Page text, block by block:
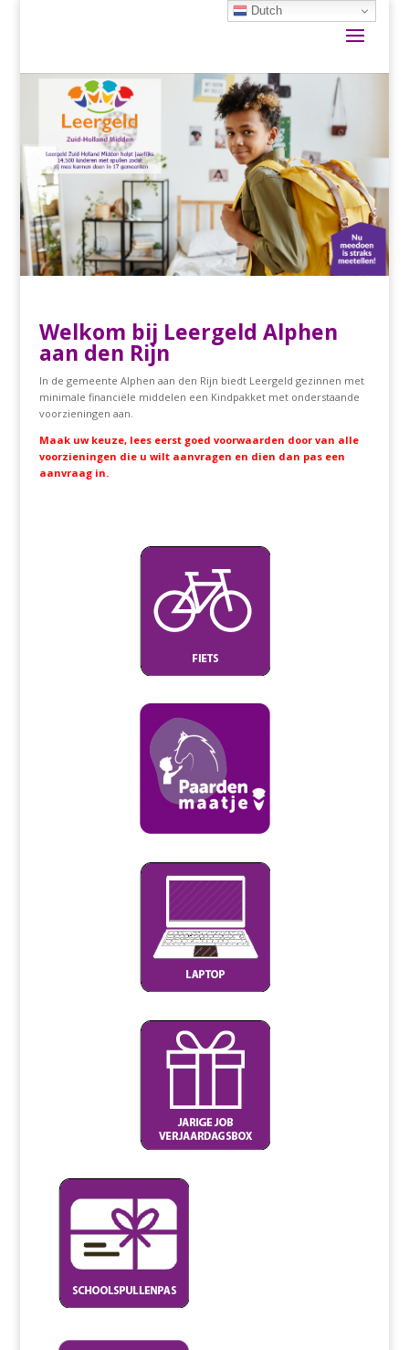
Welkom bij Leergeld Alphen
aan den Rijn
In de gemeente Alphen aan den Rijn biedt Leergeld gezinnen met
minimale financiële middelen een Kindpakket met onderstaande
voorzieningen aan.
Maak uw keuze, lees eerst goed voorwaarden door van alle
voorzieningen die u wilt aanvragen en dien dan pas een
aanvraag in.
Dutch